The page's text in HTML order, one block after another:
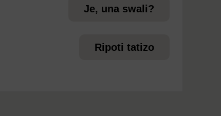
Je, una swali?
Ripoti tatizo